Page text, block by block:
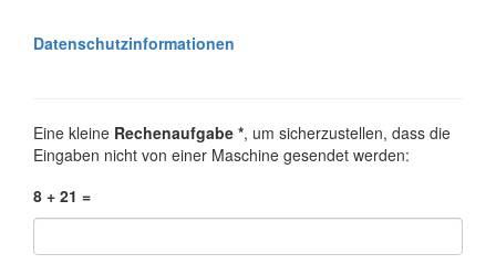
Datenschutzinformationen
Eine kleine Rechenaufgabe *, um sicherzustellen, dass die
Eingaben nicht von einer Maschine gesendet werden:
8 + 21 =